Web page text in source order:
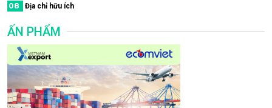
08 Địa chỉ hữu ích
ẤN PHẨM